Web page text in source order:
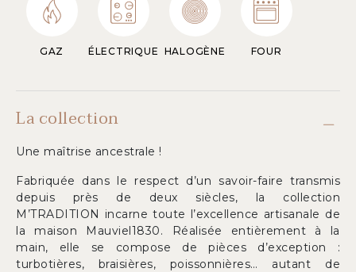
GAZ ÉLECTRIQUE HALOGÈNE FOUR
La collection
Une maîtrise ancestrale !
Fabriquée dans le respect d’un savoir-faire transmis
depuis près de deux siècles, la collection
M’TRADITION incarne toute l’excellence artisanale de
la maison Mauviel1830. Réalisée entièrement à la
main, elle se compose de pièces d’exception :
turbotières, braisières, poissonnières… autant de